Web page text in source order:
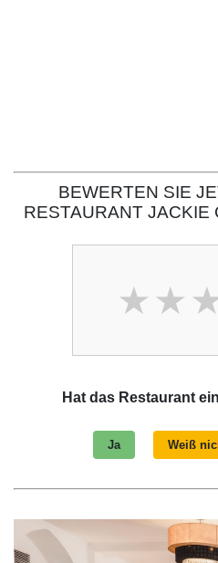
BEWERTEN SIE
RESTAURANT JACKIE
Hat das Restaurant
Ja Weiß